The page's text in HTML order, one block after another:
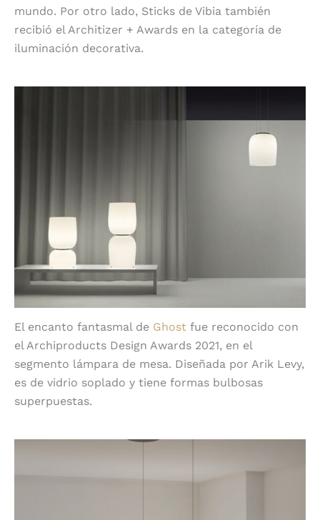
mundo. Por otro lado, Sticks de Vibia también
recibió el Architizer + Awards en la categoría de
iluminación decorativa.
El encanto fantasmal de Ghost fue reconocido con
el Archiproducts Design Awards 2021, en el
segmento lámpara de mesa. Diseñada por Arik Levy,
es de vidrio soplado y tiene formas bulbosas
superpuestas.